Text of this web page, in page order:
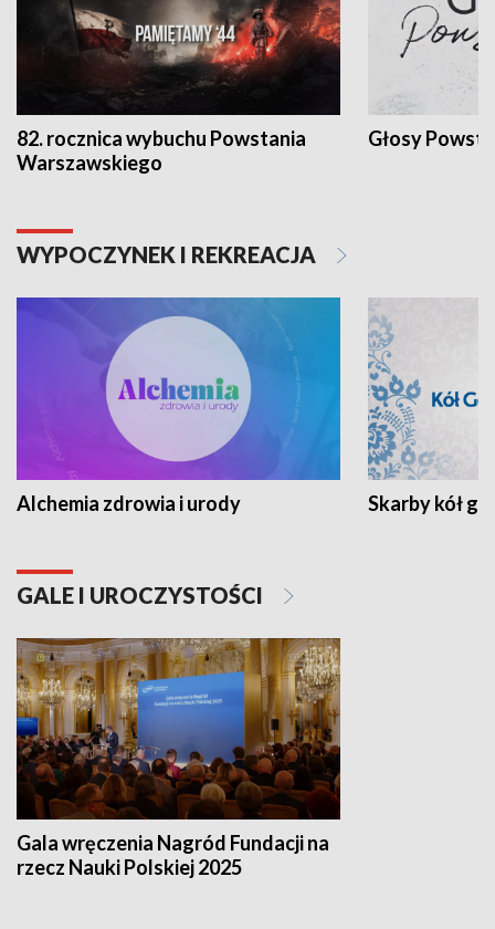
82. rocznica wybuchu Powstania
Warszawskiego
Głosy
WYPOCZYNEK I REKREACJA
Alchemia zdrowia i urody Skarby kół
GALE I UROCZYSTOŚCI
Gala wręczenia Nagród Fundacji na
rzecz Nauki Polskiej 2025